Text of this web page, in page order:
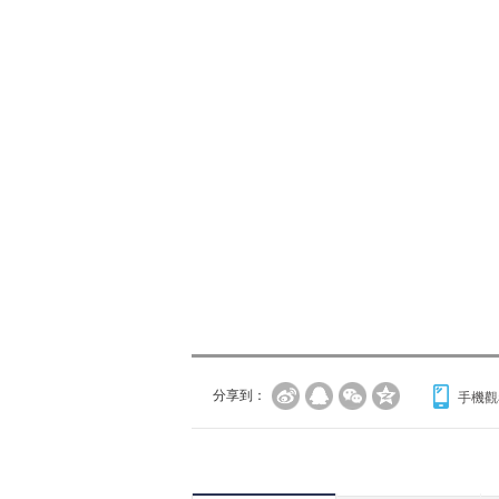
分享到： 手機